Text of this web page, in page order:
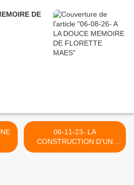
DE
06-11-23- LA
CONSTRUCTION D'UN
CONTRE FEU SUR LE